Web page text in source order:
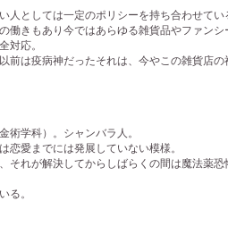
としては一定のポリシーを持ち合わせてい
きもあり今ではあらゆる雑貨品やファンシ
対応。
は疫病神だったそれは、今やこの雑貨店の
学科）。シャンバラ人。
愛までには発展していない模様。
れが解決してからしばらくの間は魔法薬恐
る。